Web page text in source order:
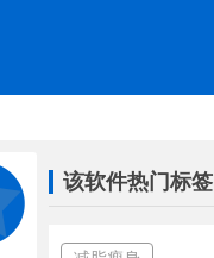
该软件热门标签